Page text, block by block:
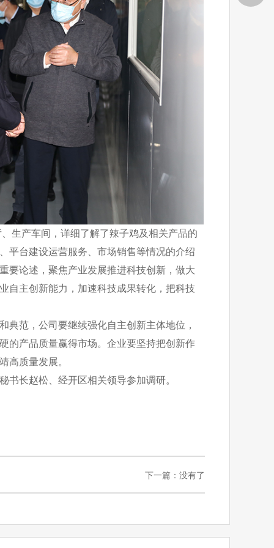
产车间，详细了解了辣子鸡及相关产品的
平台建设运营服务、市场销售等情况的介绍
要论述，聚焦产业发展推进科技创新，做大
自主创新能力，加速科技成果转化，把科技
范，公司要继续强化自主创新主体地位，
的产品质量赢得市场。企业要坚持把创新作
高质量发展。
长赵松、经开区相关领导参加调研。
下一篇：没有了